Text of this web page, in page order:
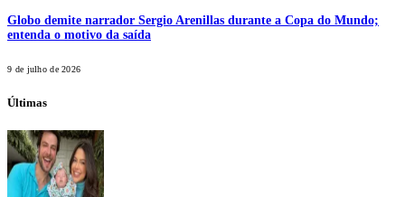
Globo demite narrador Sergio Arenillas durante a Copa do Mundo;
entenda o motivo da saída
9 de julho de 2026
Últimas